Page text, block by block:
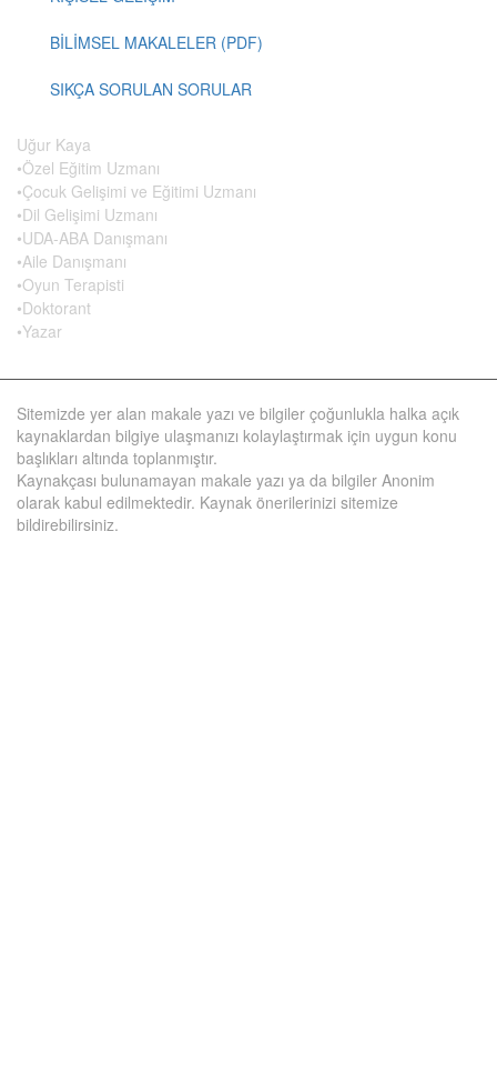
BİLİMSEL MAKALELER (PDF)
SIKÇA SORULAN SORULAR
Uğur Kaya
•Özel Eğitim Uzmanı
•Çocuk Gelişimi ve Eğitimi Uzmanı
•Dil Gelişimi Uzmanı
•UDA-ABA Danışmanı
•Aile Danışmanı
•Oyun Terapisti
•Doktorant
•Yazar
Sitemizde yer alan makale yazı ve bilgiler çoğunlukla halka açık
kaynaklardan bilgiye ulaşmanızı kolaylaştırmak için uygun konu
başlıkları altında toplanmıştır.
Kaynakçası bulunamayan makale yazı ya da bilgiler Anonim
olarak kabul edilmektedir. Kaynak önerilerinizi sitemize
bildirebilirsiniz.